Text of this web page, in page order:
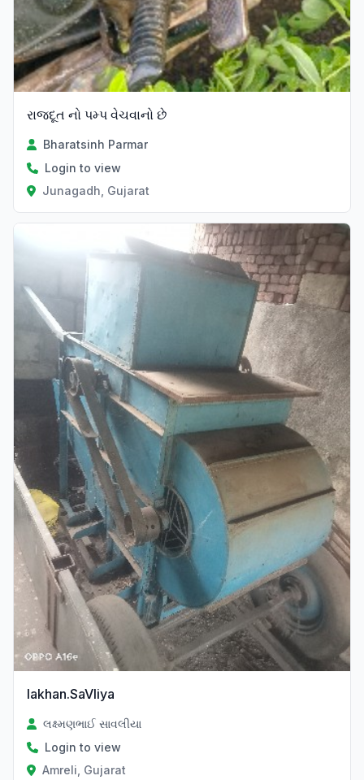
રાજદૂત નો પમ્પ વેચવાનો છે
Bharatsinh Parmar
Login to view
Junagadh, Gujarat
lakhan.SaVliya
લક્ષ્મણભાઈ સાવલીયા
Login to view
Amreli, Gujarat